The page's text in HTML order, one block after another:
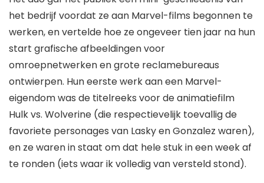
het bedrijf voordat ze aan Marvel-films begonnen te
werken, en vertelde hoe ze ongeveer tien jaar na hun
start grafische afbeeldingen voor
omroepnetwerken en grote reclamebureaus
ontwierpen. Hun eerste werk aan een Marvel-
eigendom was de titelreeks voor de animatiefilm
Hulk vs. Wolverine (die respectievelijk toevallig de
favoriete personages van Lasky en Gonzalez waren),
en ze waren in staat om dat hele stuk in een week af
te ronden (iets waar ik volledig van versteld stond).